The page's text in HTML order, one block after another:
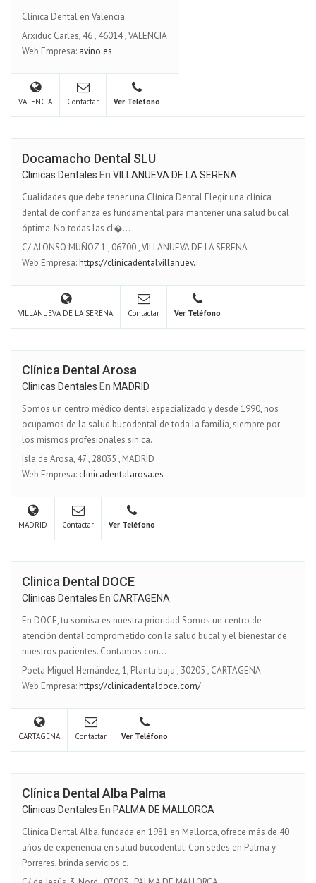
Clínica Dental en Valencia
Arxiduc Carles, 46, 46014,VALENCIA
Web Empresa: avino.es
VALENCIA Contactar Ver Teléfono
Docamacho Dental SLU
Clinicas Dentales En VILLANUEVA DE LA SERENA
Cualidades que debe tener una Clínica Dental Elegir una clínica
dental de confianza es fundamental para mantener una salud bucal
óptima. No todas las cl�...
C/ ALONSO MUÑOZ 1 , 06700,VILLANUEVA DE LA SERENA
Web Empresa:https://clinicadentalvillanuev...
VILLANUEVA DE LA SERENA Contactar Ver Teléfono
Clínica Dental Arosa
Clinicas Dentales En MADRID
Somos un centro médico dental especializado y desde 1990, nos
ocupamos de la salud bucodental de toda la familia, siempre por
los mismos profesionales sin ca...
Isla de Arosa, 47, 28035 , MADRID
Web Empresa: clinicadentalarosa.es
MADRID Contactar Ver Teléfono
Clinica Dental DOCE
Clinicas Dentales En CARTAGENA
En DOCE, tu sonrisa es nuestra prioridad Somos un centro de
atención dental comprometido con la salud bucal y el bienestar de
nuestros pacientes. Contamos con...
Poeta Miguel Hernández, 1, Planta baja , 30205 , CARTAGENA
Web Empresa:https://clinicadentaldoce.com/
CARTAGENA Contactar Ver Teléfono
Clínica Dental Alba Palma
Clinicas Dentales En PALMA DE MALLORCA
Clínica Dental Alba, fundada en 1981 en Mallorca, ofrece más de 40
años de experiencia en salud bucodental. Con sedes en Palma y
Porreres, brinda servicios c...